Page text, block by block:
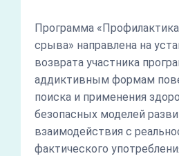
Программа
срыва» направлена на
возврата участника
аддиктивным формам
поиска и применения
безопасных моделей
взаимодействия с
фактического